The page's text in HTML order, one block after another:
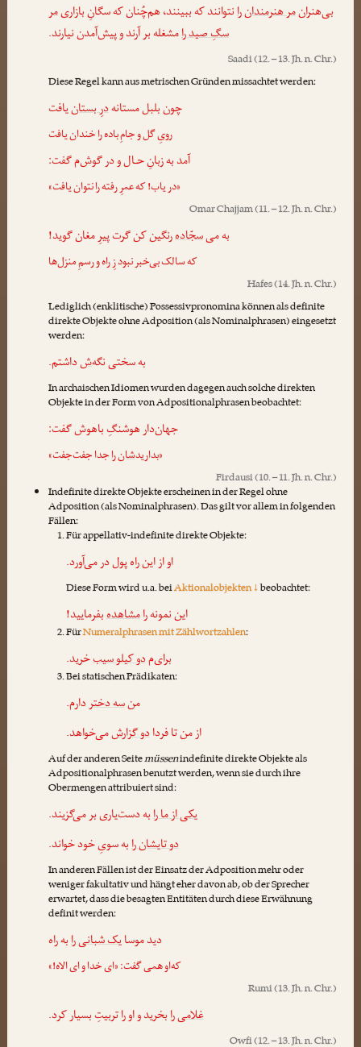
بی‌هنرانمر هنرمندان رانتوانند که ببینند، هم‌چُنان که سگانِ بازاریمر
سگِ صید رامشغله بر آرند و پیش‌آمدن نیارند.
Saadi(12. – 13. Jh. n. Chr.)
Diese Regel kann aus metrischen Gründen missachtet werden:
چون بلبل مستانهدرِ بستانیافت
رویِ گل و جامِ باده را خندان یافت
آمد به زبانِ حـال و در گوش‌م گفت:
«در یاب! که عمرِ رفته را نتوان یافت»
Omar Chajjam(11. – 12. Jh. n. Chr.)
به میسجّادهرنگین کن گرت پیرِ مغان گوید!
که سالک بی‌خبر نبود زِ راه و رسمِ منزل‌ها
Hafes(14. Jh. n. Chr.)
Lediglich (enklitische) Possessivpronomina können als definite
direkte Objekte ohne Adposition (als Nominalphrasen) eingesetzt
werden:
به سختی نگه‌شداشتم.
In archaischen Idiomen wurden dagegen auch solche direkten
Objekte in der Form von Adpositionalphrasen beobachtet:
جهان‌دار هوشنگِ باهوش گفت:
«بداریدشان راجدا جفت‌جفت»
Firdausi(10. – 11. Jh. n. Chr.)
Indefinite direkte Objekte erscheinen in der Regel ohne
Adposition (als Nominalphrasen). Das gilt vor allem in folgenden
Fällen:
Für appellativ-indefinite direkte Objekte:
او از این راهپولدر می‌آورد.
Diese Form wird u.a. beiAktionalobjekten ↓beobachtet:
این نمونه رامشاهدهبفرمایید!
FürNumeralphrasen mit Zählwortzahlen:
برای‌مدو کیلو سیبخرید.
Bei statischen Prädikaten:
منسه دختردارم.
از من تا فردادو گزارشمی‌خواهد.
Auf der anderen Seitemüssenindefinite direkte Objekte als
Adpositionalphrasen benutzt werden, wenn sie durch ihre
Obermengen attribuiert sind:
یکی از ما رابه دست‌یاری بر می‌گزیند.
دو تایشان رابه سویِ خود خواند.
In anderen Fällen ist der Einsatz der Adposition mehr oder
weniger fakultativ und hängt eher davon ab, ob der Sprecher
erwartet, dass die besagten Entitäten durch diese Erwähnung
definit werden:
دید موسایک شبانی رابه راه
که‌او همی گفت: «ای خدا و ای الاه!»
Rumi(13. Jh. n. Chr.)
غلامی رابخرید و او را تربیتِ بسیار کرد.